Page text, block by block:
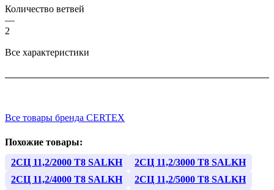
Количество ветвей
—
2
Все характеристики
Все товары бренда CERTEX
Похожие товары:
2СЦ 11,2/2000 Т8 SALKH
2СЦ 11,2/3000 Т8 SALKH
2СЦ 11,2/4000 Т8 SALKH
2СЦ 11,2/5000 Т8 SALKH